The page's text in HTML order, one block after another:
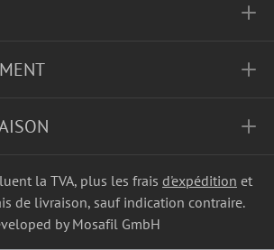
la TVA, plus les frais d'expédition et
de livraison, sauf indication contraire.
by Mosafil GmbH